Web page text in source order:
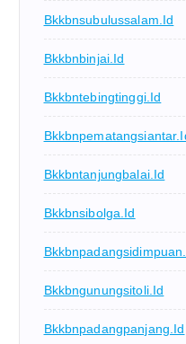
Bkkbnsubulussalam.id
Bkkbnbinjai.id
Bkkbntebingtinggi.id
Bkkbntanjungbalai.id
Bkkbnsibolga.id
Bkkbngunungsitoli.id
Bkkbnpadangpanjang.id